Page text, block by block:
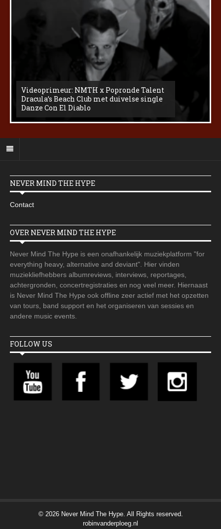
Videoprimeur: NMTH x Popronde Talent
Dracula’s Beach Club met duivelse single
Danze Con El Diablo
NEVER MIND THE HYPE
Contact
OVER NEVER MIND THE HYPE
Never Mind The Hype is een onafhankelijk muziekplatform "for
everything heavy, alternative and deviant". Hier vinden
muziekliefhebbers albumreviews, interviews, reportages,
achtergronden, concertregistraties en nog veel meer. Hiernaast
is Never Mind The Hype ook offline zeer actief met het opzetten
van tours, band support en het organiseren van sessies en
andere music events.
FOLLOW US
© 2026 Never Mind The Hype. All Rights reserved.
robinvanderploeg.nl